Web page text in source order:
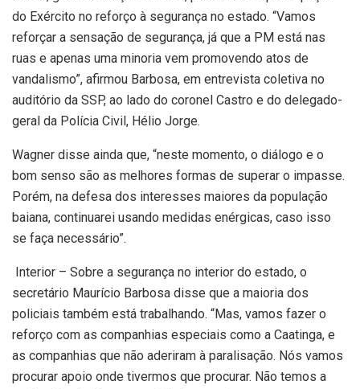
do Exército no reforço à segurança no estado. “Vamos
reforçar a sensação de segurança, já que a PM está nas
ruas e apenas uma minoria vem promovendo atos de
vandalismo”, afirmou Barbosa, em entrevista coletiva no
auditório da SSP, ao lado do coronel Castro e do delegado-
geral da Polícia Civil, Hélio Jorge.
Wagner disse ainda que, “neste momento, o diálogo e o
bom senso são as melhores formas de superar o impasse.
Porém, na defesa dos interesses maiores da população
baiana, continuarei usando medidas enérgicas, caso isso
se faça necessário”.
Interior – Sobre a segurança no interior do estado, o
secretário Maurício Barbosa disse que a maioria dos
policiais também está trabalhando. “Mas, vamos fazer o
reforço com as companhias especiais como a Caatinga, e
as companhias que não aderiram à paralisação. Nós vamos
procurar apoio onde tivermos que procurar. Não temos a